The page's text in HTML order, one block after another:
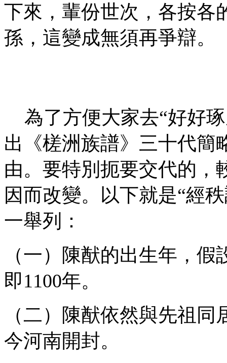
下來，輩份世次，各按各
孫，這變成無須再爭辯。
為了方便大家去“好好
出《槎洲族譜》三十代簡
由。要特別扼要交代的，
因而改變。以下就是“經
一舉列：
（一）陳猷的出生年，
即1100年。
（二）陳猷依然與先祖
今河南開封。